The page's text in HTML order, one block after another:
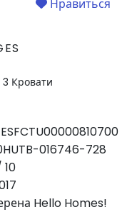
Нравиться
3 Кровати
ESFCTU00000810700
016746-728
Hello Homes!